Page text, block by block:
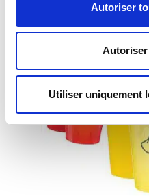
Autoriser
Utiliser uniquement